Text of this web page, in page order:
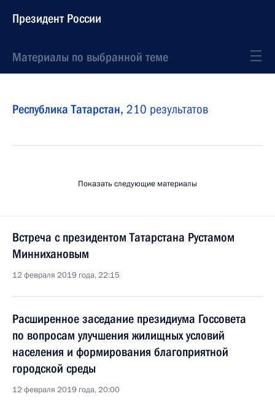
Президент России
Материалы по выбранной теме
Республика Татарстан, 210 результатов
Показать следующие материалы
Встреча с президентом Татарстана Рустамом
Миннихановым
12 февраля 2019 года, 22:15
Расширенное заседание президиума Госсовета
по вопросам улучшения жилищных условий
населения и формирования благоприятной
городской среды
12 февраля 2019 года, 20:00